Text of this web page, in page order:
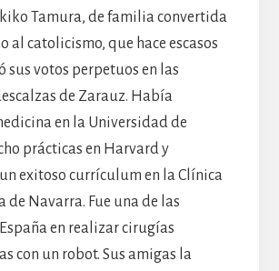
Tamura, de familia convertida
al catolicismo, que hace escasos
sus votos perpetuos en las
de Zarauz. Había
en la Universidad de
prácticas en Harvard y
exitoso currículum en la Clínica
de Navarra. Fue una de las
en realizar cirugías
con un robot. Sus amigas la